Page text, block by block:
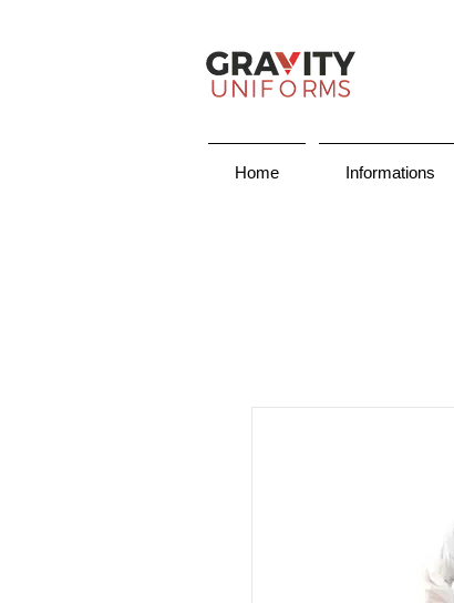
Home Informations